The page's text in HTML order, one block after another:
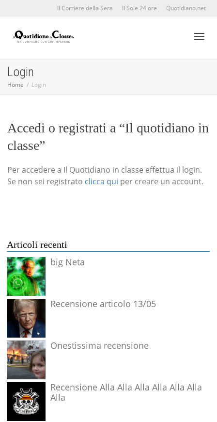
Il Corriere della Sera Il Sole 24 ore Quotidiano.net
Login
Home Login
Accedi o registrati a “Il quotidiano in
classe”
Per accedere a Il Quotidiano in classe effettua il login.
Se non sei registrato clicca qui per creare un account.
Articoli recenti
big Neta
Recensione articolo 13/05
Onestissima recensione
Recensione Alla Alla Alla Alla Alla Alla
Alla